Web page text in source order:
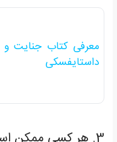
معرفی کتاب جنایت و
داستایفسکی